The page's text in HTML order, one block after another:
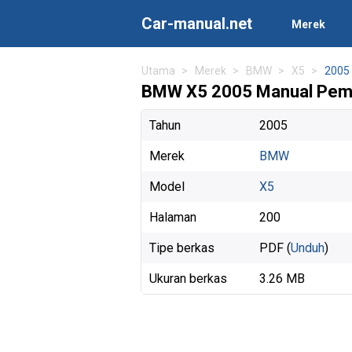
Car-manual.net Merek
Utama Merek BMW X5 2005
BMW X5 2005 Manual
Tahun 2005
Merek BMW
Model X5
Halaman 200
Tipe berkas PDF (Unduh)
Ukuran berkas 3.26 MB